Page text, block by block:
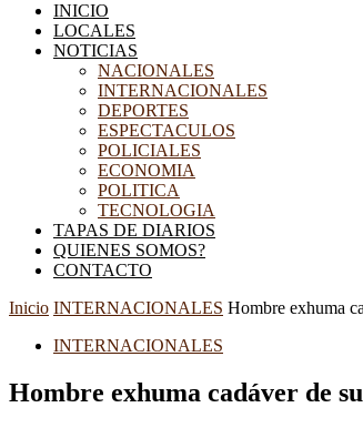
INICIO
LOCALES
NOTICIAS
NACIONALES
INTERNACIONALES
DEPORTES
ESPECTACULOS
POLICIALES
ECONOMIA
POLITICA
TECNOLOGIA
TAPAS DE DIARIOS
QUIENES SOMOS?
CONTACTO
Inicio INTERNACIONALES Hombre exhuma
INTERNACIONALES
Hombre exhuma cadáver de